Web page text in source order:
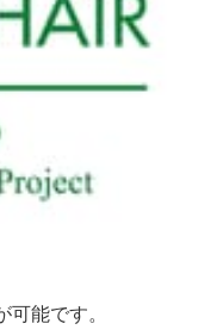
能です。